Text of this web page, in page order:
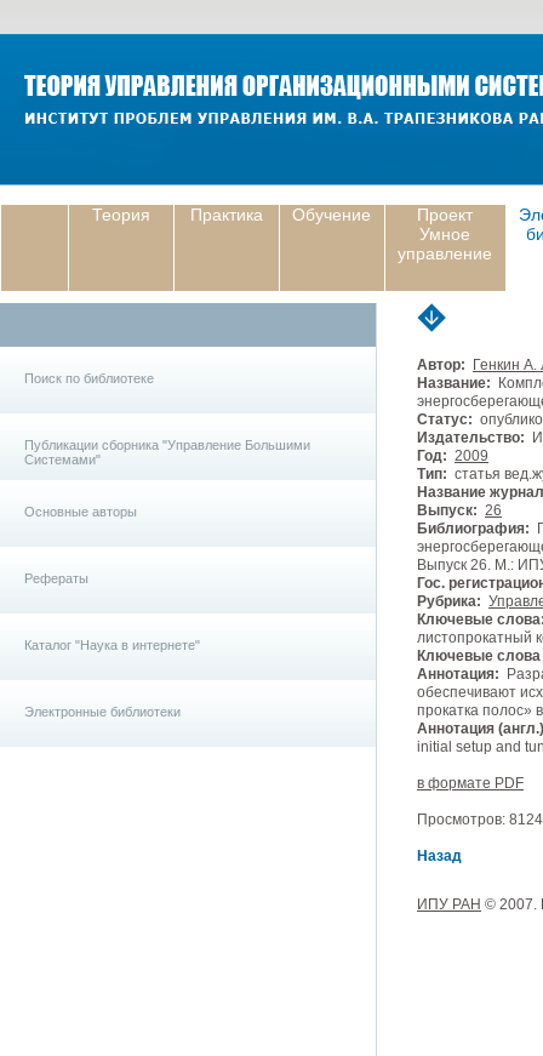
Теория Практика Обучение
Проект
Умное
управление
Поиск по библиотеке
Публикации сборника "Управление Большими
Системами"
Основные авторы
Рефераты
Каталог "Наука в интернете"
Электронные библиотеки
Автор:
Генкин А.
Название:
Статус:
Издательство:
Год: 2009
Тип: статья
Название
Выпуск: 26
Библиография:
Выпуск 26. М.:
Гос.
Рубрика:
Ключевые
листопрокатный
Ключевые слова
Аннотация:
обеспечивают
прокатка полос»
Аннотация
initial setup and
в формате PDF
Просмотров:
Назад
ИПУ РАН © 2007.